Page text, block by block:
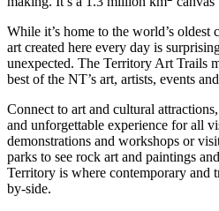
ク
と
ア
ウ
ト
ド
ア
ク
テ
ィ
テ
ィ
し
た
い
こ
と
計
画
ツ
ー
ル
While it’s home to the world’s oldest
art created here every day is
unexpected. The Territory Art Trails
best of the NT’s art, artists, events
Connect to art and cultural
and unforgettable experience for all
demonstrations and workshops or
parks to see rock art and paintings
Territory is where contemporary and
by-side.